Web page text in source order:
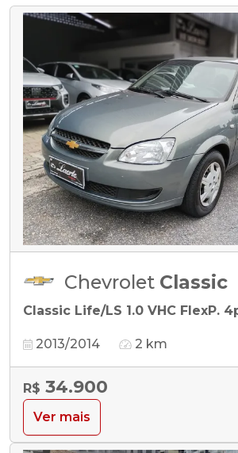
Chevrolet Classic
Classic Life/LS 1.0 VHC FlexP.
2013/2014 2 km
R$ 34.900
Ver mais